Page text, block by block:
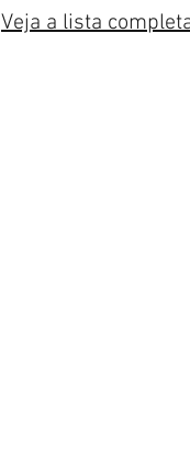
Veja a lista